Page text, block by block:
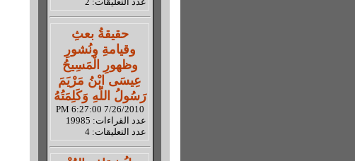
حقيقةُ بعثِ
وقيامةِ ونُشورِ
وظهورِ الْمَسِيحُ
عِيسَى ابْنُ مَرْيَمَ
رَسُولُ اللّهِ وَكَلِمَتُهُ
7/26/2010 6:27:00 PM
عدد القراءات: 19985
عدد التعليقات: 4